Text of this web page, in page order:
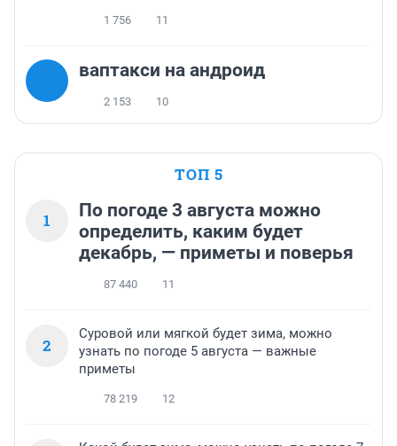
1 756 11
ваптакси на андроид
2 153 10
ТОП 5
1
По погоде 3 августа можно
определить, каким будет
декабрь, — приметы и поверья
87 440 11
2
Суровой или мягкой будет зима, можно
узнать по погоде 5 августа — важные
приметы
78 219 12